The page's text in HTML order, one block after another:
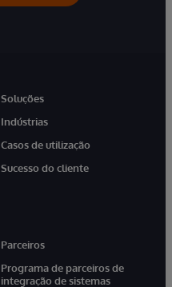
Soluções
Indústrias
Casos de utilização
Sucesso do cliente
Parceiros
Programa de parceiros de
integração de sistemas